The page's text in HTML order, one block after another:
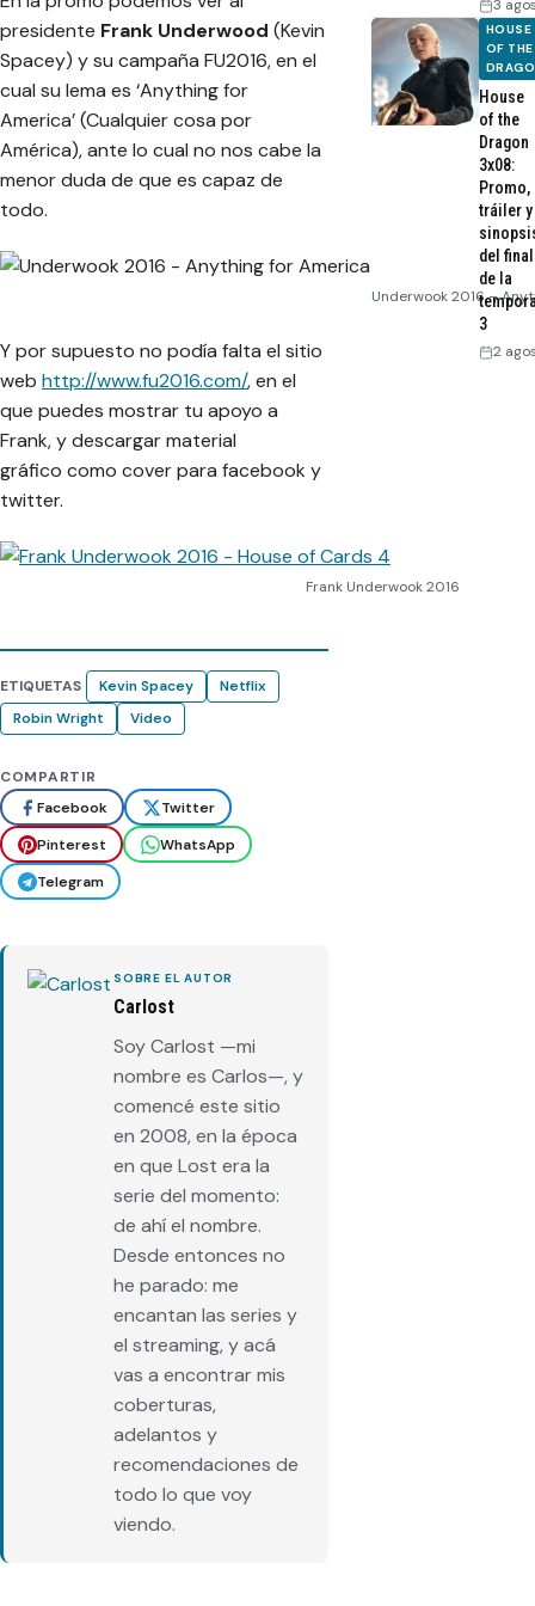
presidente Frank Underwood (Kevin
Spacey) y su campaña FU2016, en el
cual su lema es ‘Anything for
America’ (Cualquier cosa por
América), ante lo cual no nos cabe la
menor duda de que es capaz de
todo.
Underwook 2016 –
Y por supuesto no podía falta el sitio
web http://www.fu2016.com/, en el
que puedes mostrar tu apoyo a
Frank, y descargar material
gráfico como cover para facebook y
twitter.
Frank Underwook 2016
ETIQUETAS Kevin Spacey
Netflix
Robin Wright
Video
COMPARTIR
Facebook
Twitter
Pinterest
WhatsApp
Telegram
SOBRE EL AUTOR
Carlost
Soy Carlost —mi
nombre es Carlos—, y
comencé este sitio
en 2008, en la época
en que Lost era la
serie del momento:
de ahí el nombre.
Desde entonces no
he parado: me
encantan las series y
el streaming, y acá
vas a encontrar mis
coberturas,
adelantos y
recomendaciones de
todo lo que voy
viendo.
3
HOUSE
OF THE
House
of the
Dragon
3x08:
Promo,
tráiler y
del final
de la
3
2